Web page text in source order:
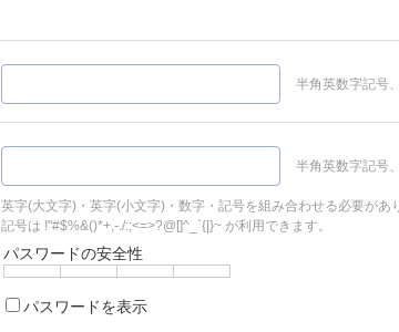
半角英数字記号
半角英数字記号
英字(大文字)・英字(小文字)・数字・記号を組み合わせる必要があ
記号は !"#$%&()*+,-./:;<=>?@[]^_`{|}~ が利用できます。
パスワードの安全性
パスワードを表示